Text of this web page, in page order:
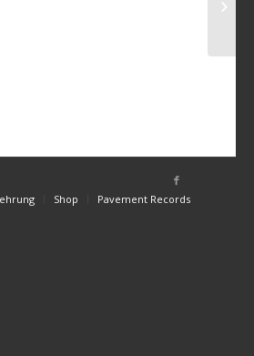
Shop Pavement Records